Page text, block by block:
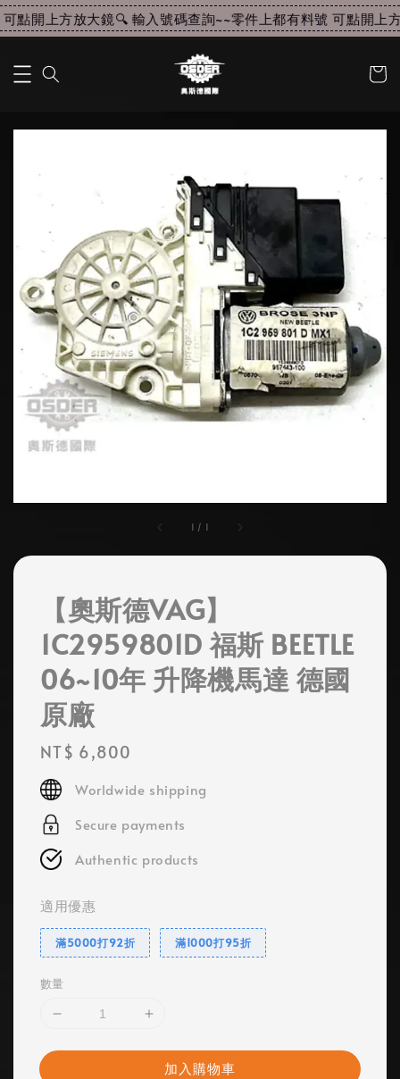
點開上方放大鏡🔍 輸入號碼查詢~~零件上都有料號 可點開上
1 / 1
【奧斯德VAG】
1C2959801D 福斯 BEETLE
06~10年 升降機馬達 德國
原廠
Regular
price
NT$ 6,800
Worldwide shipping
Secure payments
Authentic products
適用優惠
滿5000打92折 滿1000打95折
數量
加入購物車